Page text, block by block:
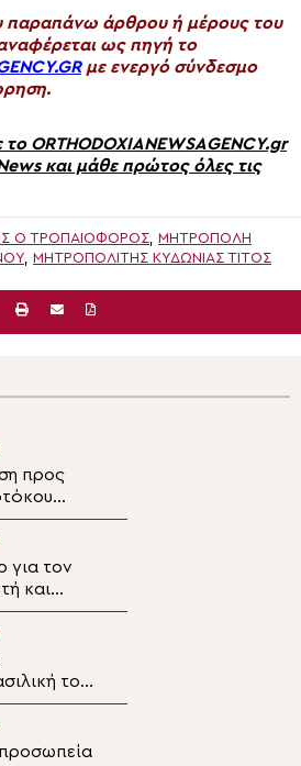
παραπάνω άρθρου ή μέρους του
ως πηγή το
με ενεργό σύνδεσμο
ORTHODOXIANEWSAGENCY.gr
και μάθε πρώτος όλες τις
Ο ΤΡΟΠΑΙΟΦΌΡΟΣ, ΜΗΤΡΌΠΟΛΗ
, ΜΗΤΡΟΠΟΛΊΤΗΣ ΚΥΔΩΝΊΑΣ ΤΊΤΟΣ
προς
για τον
και
του
για